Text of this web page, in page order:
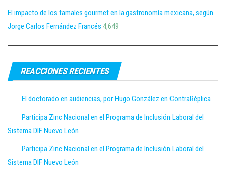
El impacto de los tamales gourmet en la gastronomía mexicana, según
Jorge Carlos Fernández Francés 4,649
REACCIONES RECIENTES
El doctorado en audiencias, por Hugo González en ContraRéplica
Participa Zinc Nacional en el Programa de Inclusión Laboral del
Sistema DIF Nuevo León
Participa Zinc Nacional en el Programa de Inclusión Laboral del
Sistema DIF Nuevo León